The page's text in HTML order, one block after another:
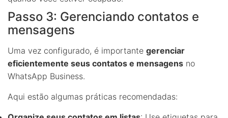
Passo 3: Gerenciando contatos e
mensagens
Uma vez configurado, é importante gerenciar
eficientemente seus contatos e mensagens no
WhatsApp Business.
Aqui estão algumas práticas recomendadas: